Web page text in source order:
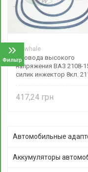
Фильтр
Finwhale
Провода высокого
напряжения ВАЗ 2108-
силик инжектор 8кл.
417,24
Автомобильные
Аккумуляторы